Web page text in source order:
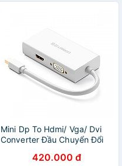
Mini Dp To Hdmi/ Vga/ Dvi
Converter Đầu Chuyển Đổi
Hàng Chính Hãng
420.000 đ